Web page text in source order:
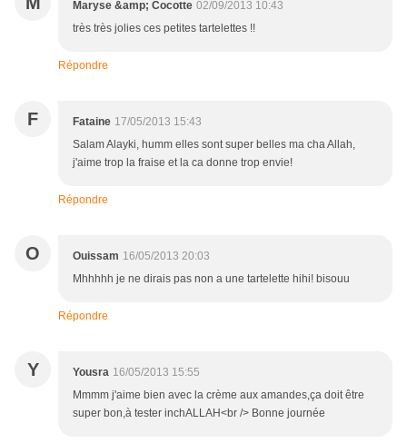
Maryse &amp; Cocotte 02/09/2013 10:43
très très jolies ces petites tartelettes !!
Répondre
F Fataine 17/05/2013 15:43
Salam Alayki, humm elles sont super belles ma cha Allah,
j'aime trop la fraise et la ca donne trop envie!
Répondre
O Ouissam 16/05/2013 20:03
Mhhhhh je ne dirais pas non a une tartelette hihi! bisouu
Répondre
Y Yousra 16/05/2013 15:55
Mmmm j'aime bien avec la crème aux amandes,ça doit être
super bon,à tester inchALLAH<br /> Bonne journée